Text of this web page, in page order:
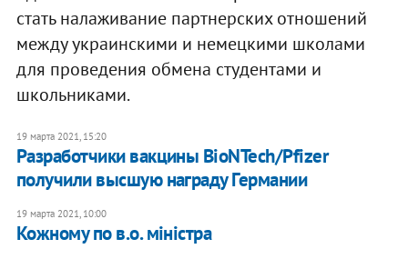
стать налаживание партнерских отношений
между украинскими и немецкими школами
для проведения обмена студентами и
школьниками.
19 марта 2021, 15:20
Разработчики вакцины BioNTech/Pfizer
получили высшую награду Германии
19 марта 2021, 10:00
Кожному по в.о. міністра